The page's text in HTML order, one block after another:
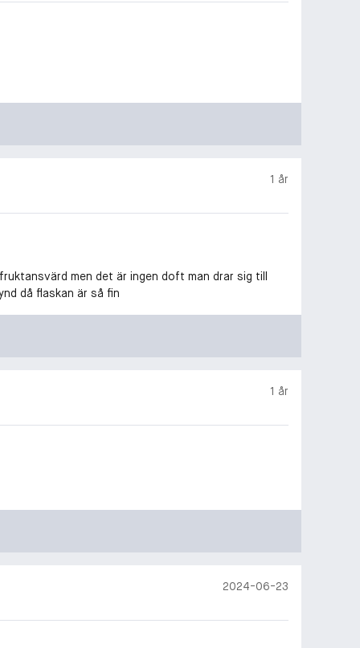
1 år
men det är ingen doft man drar sig till
då flaskan är så fin
1 år
2024-06-23